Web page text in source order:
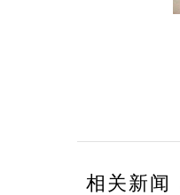
相关新闻